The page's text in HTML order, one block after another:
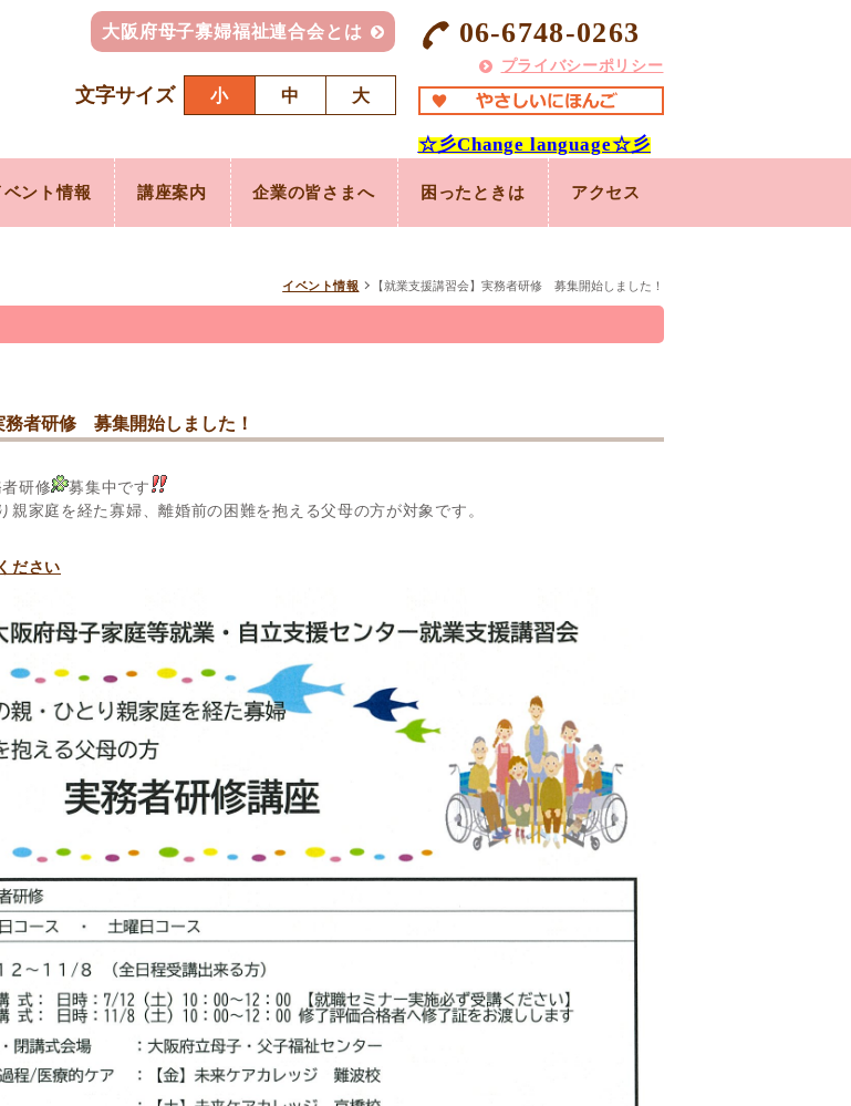
大阪府母子寡婦福祉連合会とは
文字サイズ 小 中 大
06-6748-0263
プライバシーポリシー
☆彡Change language☆彡
ベント情報 講座案内 企業の皆さまへ 困ったときは アクセス
イベント情報 【就業支援講習会】実務者研修 募集開始しました！
務者研修 募集開始しました！
研修
募集中です
親家庭を経た寡婦、離婚前の困難を抱える父母の方が対象です。
ださい